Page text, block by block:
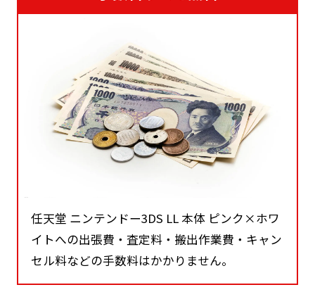
任天堂 ニンテンドー3DS LL 本体 ピンク×ホワ
イトへの出張費・査定料・搬出作業費・キャン
セル料などの手数料はかかりません。